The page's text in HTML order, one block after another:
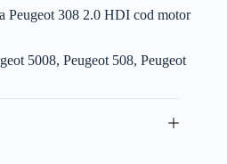
Peugeot 308 2.0 HDI cod motor
5008, Peugeot 508, Peugeot